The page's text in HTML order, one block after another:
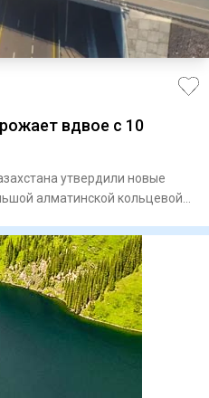
вдвое с 10
утвердили новые
алматинской кольцевой